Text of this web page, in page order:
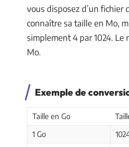
vous disposez d’un fichier
connaître sa taille en Mo,
simplement 4 par 1024.
Mo.
Exemple de
Taille en Go
1 Go